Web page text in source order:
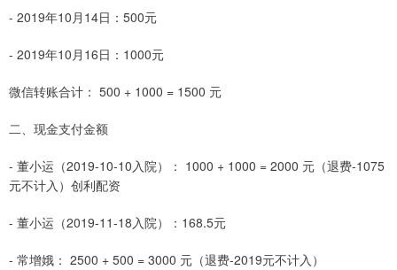
- 2019年10月14日：500元
- 2019年10月16日：1000元
微信转账合计： 500 + 1000 = 1500 元
二、现金支付金额
- 董小运（2019-10-10入院）： 1000 + 1000 = 2000 元（退费-1075
元不计入）创利配资
- 董小运（2019-11-18入院）：168.5元
- 常增娥： 2500 + 500 = 3000 元（退费-2019元不计入）